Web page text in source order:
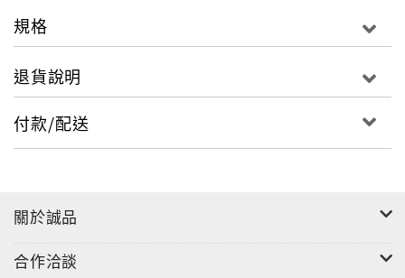
規格
退貨說明
付款/配送
關於誠品
合作洽談